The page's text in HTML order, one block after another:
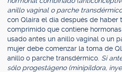
anillo vaginal o parche
con Qlaira el día después de haber
comprimido que contiene
usado antes un anillo vaginal o un
mujer debe comenzar la toma de
anillo o parche transdérmico. Si
sólo progestágeno (minipíldora,